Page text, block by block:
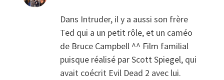
Dans Intruder, il y a aussi son frère
Ted qui a un petit rôle, et un caméo
de Bruce Campbell ^^ Film familial
puisque réalisé par Scott Spiegel, qui
avait coécrit Evil Dead 2 avec lui.